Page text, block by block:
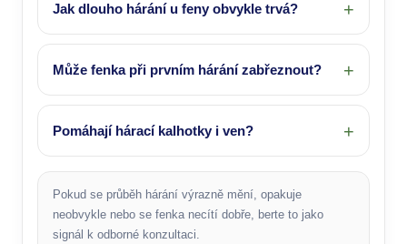
Jak dlouho hárání u feny obvykle trvá?
Může fenka při prvním hárání zabřeznout?
Pomáhají hárací kalhotky i ven?
Pokud se průběh hárání výrazně mění, opakuje
neobvykle nebo se fenka necítí dobře, berte to jako
signál k odborné konzultaci.